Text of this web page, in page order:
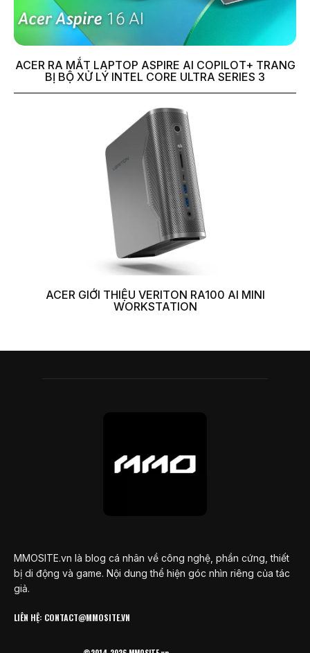
ACER RA MẮT LAPTOP ASPIRE AI COPILOT+ TRANG
BỊ BỘ XỬ LÝ INTEL CORE ULTRA SERIES 3
ACER GIỚI THIỆU VERITON RA100 AI MINI
WORKSTATION
MMOSITE.vn là blog cá nhân về công nghệ, phần cứng, thiết
bị di động và game. Nội dung thể hiện góc nhìn riêng của tác
giả.
LIÊN HỆ: CONTACT@MMOSITE.VN